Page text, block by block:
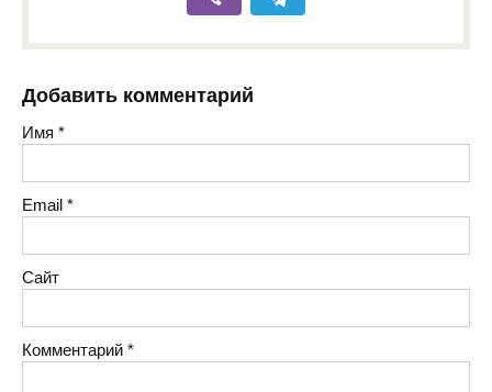
Добавить комментарий
Имя *
Email *
Сайт
Комментарий *